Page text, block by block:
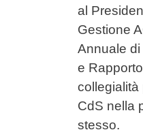
al
Gestione
Annuale
e
collegialità
CdS nella
stesso.